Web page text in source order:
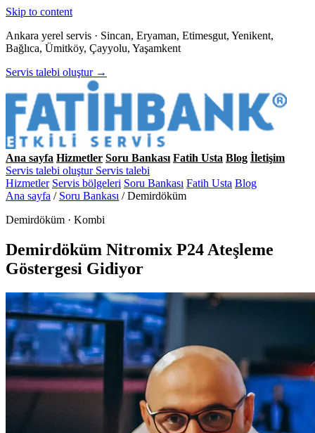
Skip to content
Ankara yerel servis · Sincan, Eryaman, Etimesgut, Yenikent,
Bağlıca, Ümitköy, Çayyolu, Yaşamkent
Servis talebi oluştur →
Ana sayfa Hizmetler Soru Bankası Fatih Usta Blog İletişim
Servis talebi oluştur Servis talebi
Hizmetler Servis bölgeleri Soru Bankası Fatih Usta Blog
Ana sayfa / Soru Bankası / Demirdöküm
Demirdöküm · Kombi
Demirdöküm Nitromix P24 Ateşleme
Göstergesi Gidiyor